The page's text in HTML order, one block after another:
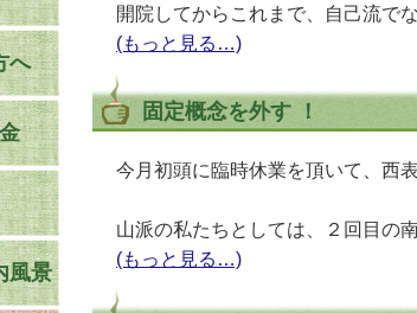
開院してからこれまで、自己流で
(もっと見る…)
固定概念を外す ！
今月初頭に臨時休業を頂いて、西
山派の私たちとしては、２回目の
(もっと見る…)
へ
風景